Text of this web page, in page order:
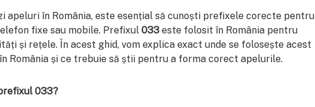
apeluri în România, este esențial să cunoști prefixele corecte pentru
fixe sau mobile. Prefixul 033 este folosit în România pentru
și rețele. În acest ghid, vom explica exact unde se folosește acest
România și ce trebuie să știi pentru a forma corect apelurile.
033?